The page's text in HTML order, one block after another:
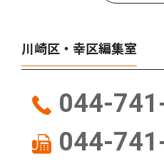
川崎区・幸区編集室
044-
044-